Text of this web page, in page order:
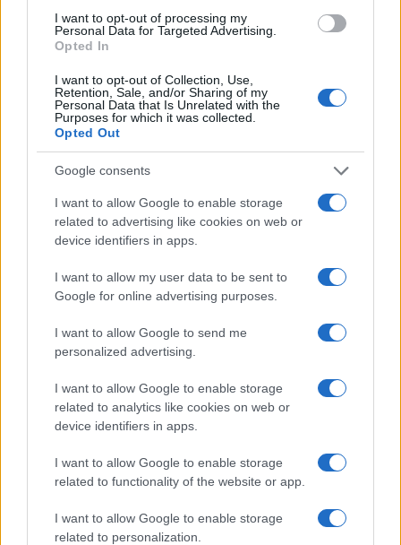
I want to opt-out of processing my
Personal Data for Targeted Advertising.
Opted In
I want to opt-out of Collection, Use,
Retention, Sale, and/or Sharing of my
Personal Data that Is Unrelated with the
Purposes for which it was collected.
Opted Out
Google consents
I want to allow Google to enable storage
related to advertising like cookies on web or
device identifiers in apps.
I want to allow my user data to be sent to
Google for online advertising purposes.
I want to allow Google to send me
personalized advertising.
I want to allow Google to enable storage
related to analytics like cookies on web or
device identifiers in apps.
I want to allow Google to enable storage
related to functionality of the website or app.
I want to allow Google to enable storage
related to personalization.
GalluraOggi.it
Ricevi le nostre ultime news
daGoogle News
Condividi l'articolo
F
a
ce
b
o
o
T
w
it
te
r
Pi
n
te
re
st
W
h
at
s
A
p
p
S
h
a
Articolo precedente
Prossimo articolo
NOTIZIE RECENTI
Le previsioni meteo per il weekend a Olbia e in
Gallura